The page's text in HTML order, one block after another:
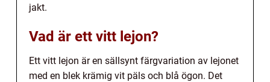
jakt.
Vad är ett vitt lejon?
Ett vitt lejon är en sällsynt färgvariation av lejonet
med en blek krämig vit päls och blå ögon. Det